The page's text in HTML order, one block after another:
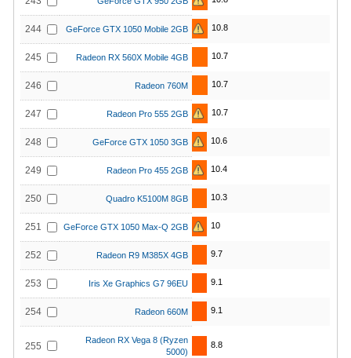
244 GeForce GTX 1050 Mobile 2GB 10.8
245 Radeon RX 560X Mobile 4GB 10.7
246 Radeon 760M 10.7
247 Radeon Pro 555 2GB 10.7
248 GeForce GTX 1050 3GB 10.6
249 Radeon Pro 455 2GB 10.4
250 Quadro K5100M 8GB 10.3
251 GeForce GTX 1050 Max-Q 2GB 10
252 Radeon R9 M385X 4GB 9.7
253 Iris Xe Graphics G7 96EU 9.1
254 Radeon 660M 9.1
255
Radeon RX Vega 8 (Ryzen
5000)
8.8